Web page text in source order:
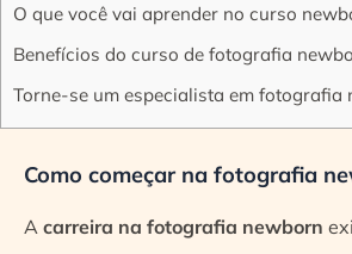
O que você vai aprender no curso
Benefícios do curso de fotografia
Torne-se um especialista em fotografia
Como começar na fotografia
A carreira na fotografia newborn